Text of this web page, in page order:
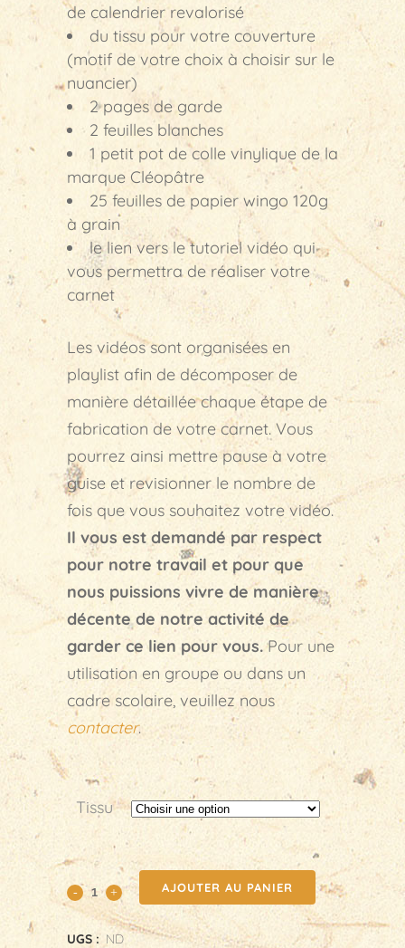
de calendrier revalorisé
du tissu pour votre couverture
(motif de votre choix à choisir sur le
nuancier)
2 pages de garde
2 feuilles blanches
1 petit pot de colle vinylique de la
marque Cléopâtre
25 feuilles de papier wingo 120g
à grain
le lien vers le tutoriel vidéo qui
vous permettra de réaliser votre
carnet
Les vidéos sont organisées en
playlist afin de décomposer de
manière détaillée chaque étape de
fabrication de votre carnet. Vous
pourrez ainsi mettre pause à votre
guise et revisionner le nombre de
fois que vous souhaitez votre vidéo.
Il vous est demandé par respect
pour notre travail et pour que
nous puissions vivre de manière
décente de notre activité de
garder ce lien pour vous.Pour une
utilisation en groupe ou dans un
cadre scolaire, veuillez nous
contacter.
Tissu
Kit
AJOUTER AU PANIER
UGS : ND